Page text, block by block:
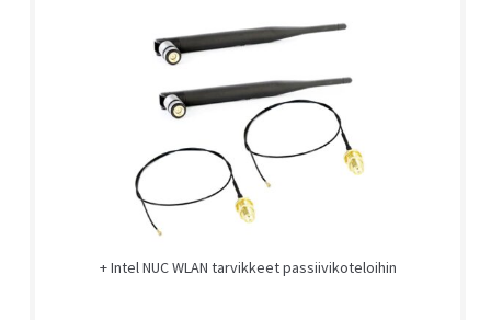
+ Intel NUC WLAN tarvikkeet passiivikoteloihin